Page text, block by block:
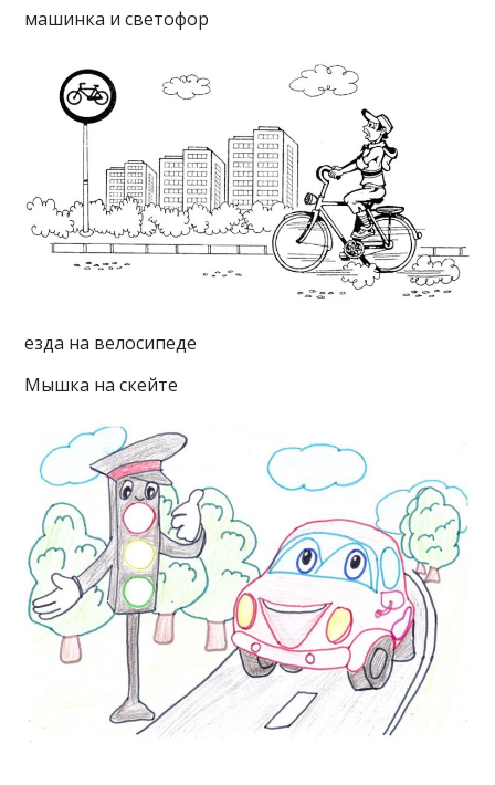
машинка и светофор
езда на велосипеде
Мышка на скейте